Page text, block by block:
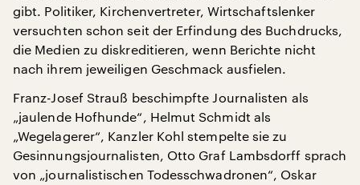
gibt. Politiker, Kirchenvertreter, Wirtschaftslenker
versuchten schon seit der Erfindung des Buchdrucks,
die Medien zu diskreditieren, wenn Berichte nicht
nach ihrem jeweiligen Geschmack ausfielen.
Franz-Josef Strauß beschimpfte Journalisten als
„jaulende Hofhunde“, Helmut Schmidt als
„Wegelagerer“, Kanzler Kohl stempelte sie zu
Gesinnungsjournalisten, Otto Graf Lambsdorff sprach
von „journalistischen Todesschwadronen“, Oskar